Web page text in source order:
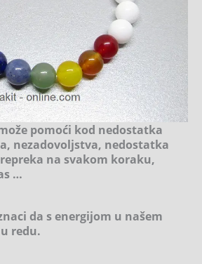
pomoći kod nedostatka
nezadovoljstva, nedostatka
na svakom koraku,
…
da s energijom u našem
redu.